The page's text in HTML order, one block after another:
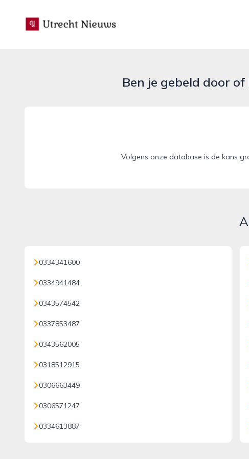
utrecht-nieuws.nl
Ben je gebeld door
Volgens onze database is de kans
0334341600
0334941484
0343574542
0337853487
0343562005
0318512915
0306663449
0306571247
0334613887